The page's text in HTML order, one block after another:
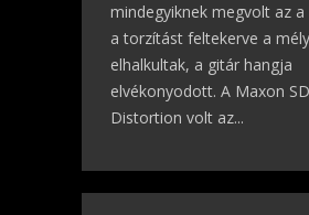
mindegyiknek megvolt az
a torzítást feltekerve a
elhalkultak, a gitár hangja
elvékonyodott. A Maxon
Distortion volt az...